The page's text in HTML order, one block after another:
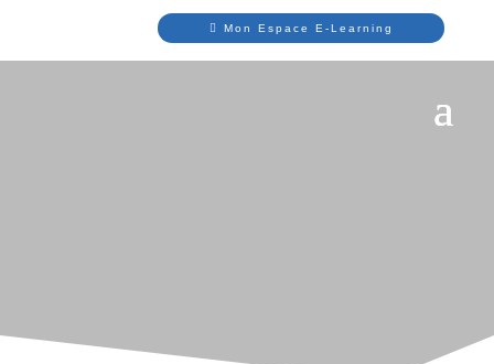
Mon Espace E-Learning